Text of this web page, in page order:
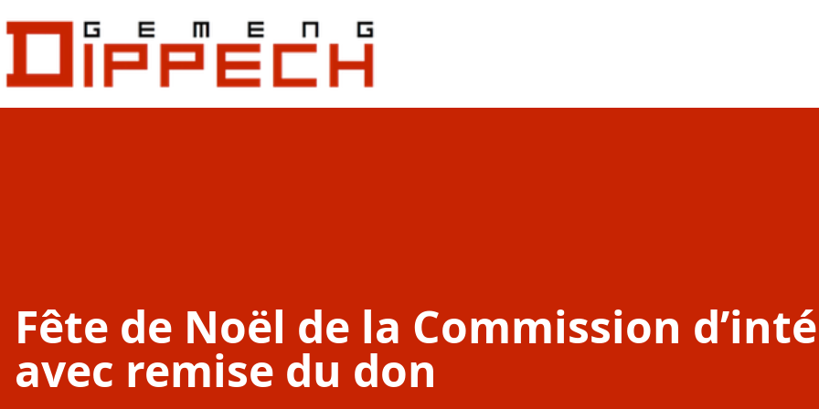
Fête de Noël de la Commission
avec remise du don